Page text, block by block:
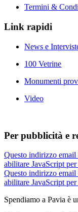
Termini &
Link rapidi
News e
100 Vetrine
Monumenti
Video
Per pubblicità e
Questo indirizzo email
abilitare JavaScript
Questo indirizzo email
abilitare JavaScript
Spendiamo a Pavia è